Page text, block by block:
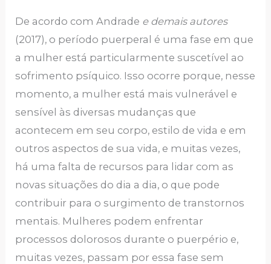
De acordo com Andrade e demais autores
(2017), o período puerperal é uma fase em que
a mulher está particularmente suscetível ao
sofrimento psíquico. Isso ocorre porque, nesse
momento, a mulher está mais vulnerável e
sensível às diversas mudanças que
acontecem em seu corpo, estilo de vida e em
outros aspectos de sua vida, e muitas vezes,
há uma falta de recursos para lidar com as
novas situações do dia a dia, o que pode
contribuir para o surgimento de transtornos
mentais. Mulheres podem enfrentar
processos dolorosos durante o puerpério e,
muitas vezes, passam por essa fase sem